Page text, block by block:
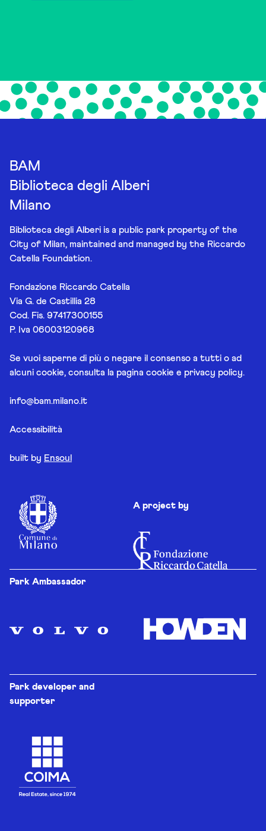
BAM
Biblioteca degli Alberi
Milano
Biblioteca degli Alberi is a public park property of the
City of Milan, maintained and managed by the Riccardo
Catella Foundation.
Fondazione Riccardo Catella
Via G. de Castillia 28
Cod. Fis. 97417300155
P. Iva 06003120968
Se vuoi saperne di più o negare il consenso a tutti o ad
alcuni cookie, consulta la pagina cookie e privacy policy.
info@bam.milano.it
Accessibilità
built by Ensoul
A project by
Park Ambassador
Park developer and
supporter